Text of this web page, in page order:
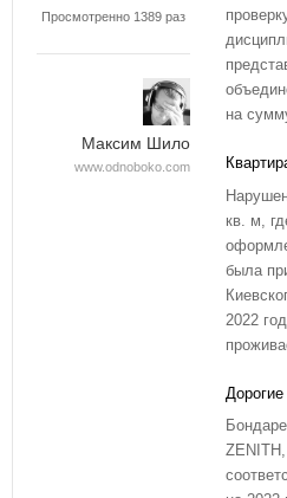
Просмотренно 1389 раз
Максим Шило
www.odnoboko.com
на
кв. м,
была
2022